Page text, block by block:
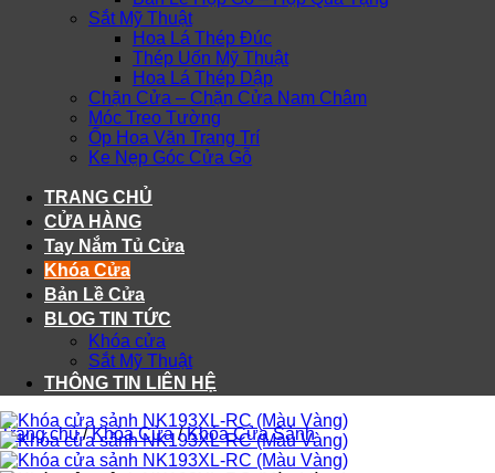
Sắt Mỹ Thuật
Hoa Lá Thép Đúc
Thép Uốn Mỹ Thuật
Hoa Lá Thép Dập
Chặn Cửa – Chặn Cửa Nam Châm
Móc Treo Tường
Ốp Hoa Văn Trang Trí
Ke Nẹp Góc Cửa Gỗ
TRANG CHỦ
CỬA HÀNG
Tay Nắm Tủ Cửa
Khóa Cửa
Bản Lề Cửa
BLOG TIN TỨC
Khóa cửa
Sắt Mỹ Thuật
THÔNG TIN LIÊN HỆ
Trang chủ / Khóa Cửa / Khóa Cửa Sảnh